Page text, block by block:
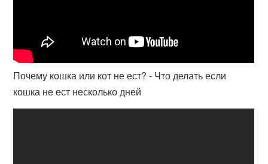
Почему кошка или кот не ест? - Что делать если
кошка не ест несколько дней